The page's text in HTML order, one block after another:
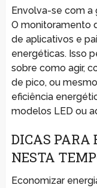
Envolva-se com a
O monitoramento
de aplicativos e
energéticas. Isso
sobre como agir,
de pico, ou
eficiência
modelos LED ou
DICAS PARA
NESTA
Economizar